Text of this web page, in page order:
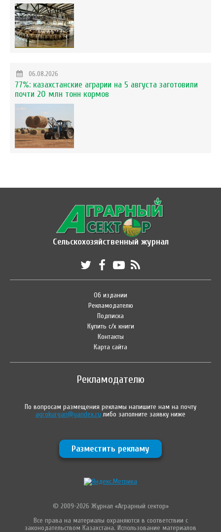
06.08.2026
77%: казахстанские аграрии на 5 августа заготовили
почти 20 млн тонн кормов
Сельскохозяйственный журнал
Об издании
Рекламодателю
Подписка
Купить с/х книги
Контакты
Карта сайта
Рекламодателю
По вопросам размещения рекламы напишите нам на почту
agrokurgan@yandex.ru либо заполните заявку ниже
Разместить рекламу
© 2009-2026 Журнал «Аграрный сектор»
Все права на материалы охраняются в соответствии с
законодательством Казахстана. Использование материалов